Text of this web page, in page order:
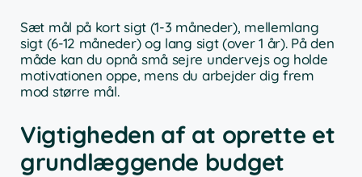
Sæt mål på kort sigt (1-3 måneder), mellemlang
sigt (6-12 måneder) og lang sigt (over 1 år). På den
måde kan du opnå små sejre undervejs og holde
motivationen oppe, mens du arbejder dig frem
mod større mål.
Vigtigheden af at oprette et
grundlæggende budget